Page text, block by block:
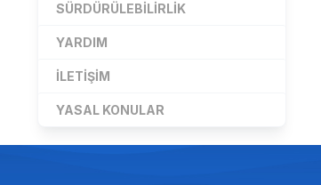
SÜRDÜRÜLEBILIRLIK
YARDIM
İLETIŞIM
YASAL KONULAR